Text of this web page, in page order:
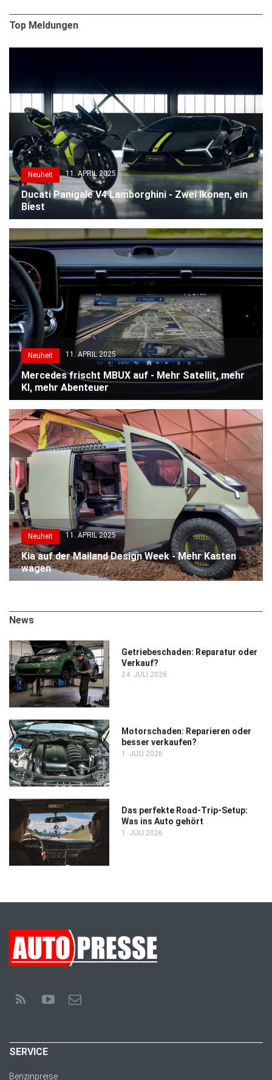
Top Meldungen
Neuheit 11. APRIL 2025
Ducati Panigale V4 Lamborghini - Zwei Ikonen, ein
Biest
Neuheit 11. APRIL 2025
Mercedes frischt MBUX auf - Mehr Satellit, mehr
KI, mehr Abenteuer
Neuheit 11. APRIL 2025
Kia auf der Mailand Design Week - Mehr Kasten
wagen
News
Getriebeschaden: Reparatur oder
Verkauf?
24. JULI 2026
Motorschaden: Reparieren oder
besser verkaufen?
1. JULI 2026
Das perfekte Road-Trip-Setup:
Was ins Auto gehört
1. JULI 2026
SERVICE
Benzinpreise